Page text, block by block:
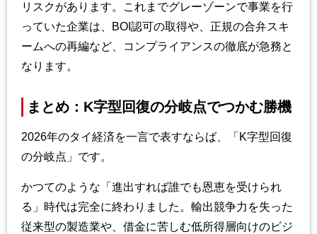
リスクがあります。これまでグレーゾーンで事業を行
っていた企業は、BOI認可の取得や、正規の合弁スキ
ームへの再編など、コンプライアンスの徹底が急務と
なります。
まとめ：K字型回復の分岐点でつかむ勝機
2026年のタイ経済を一言で表すならば、「K字型回復
の分岐点」です。
かつてのような「進出すれば誰でも恩恵を受けられ
る」時代は完全に終わりました。輸出競争力を失った
従来型の製造業や、借金に苦しむ低所得層向けのビジ